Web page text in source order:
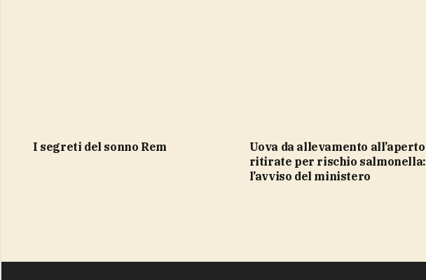
i segreti del sonno Rem
Uova da allevamento all’aperto
ritirate per rischio salmonella:
l’avviso del ministero